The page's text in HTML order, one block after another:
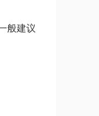
般建议